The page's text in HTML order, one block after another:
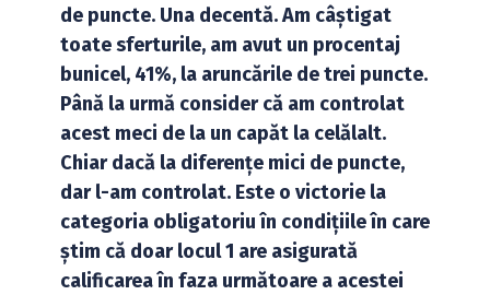
de puncte. Una decentă. Am câștigat
toate sferturile, am avut un procentaj
bunicel, 41%, la aruncările de trei puncte.
Până la urmă consider că am controlat
acest meci de la un capăt la celălalt.
Chiar dacă la diferențe mici de puncte,
dar l-am controlat. Este o victorie la
categoria obligatoriu în condițiile în care
știm că doar locul 1 are asigurată
calificarea în faza următoare a acestei